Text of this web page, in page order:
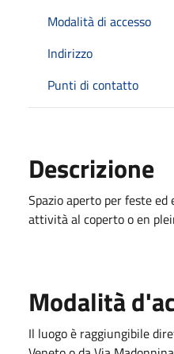
Modalità di accesso
Indirizzo
Punti di contatto
Descrizione
Spazio aperto per feste
attività al coperto o en
Modalità
Il luogo è raggiungibile